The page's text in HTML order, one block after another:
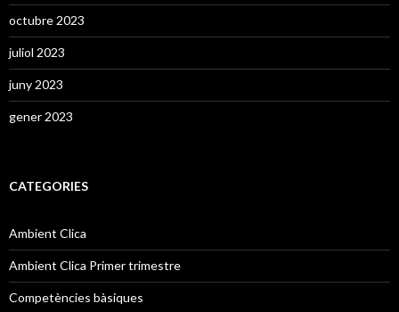
octubre 2023
juliol 2023
juny 2023
gener 2023
CATEGORIES
Ambient Clica
Ambient Clica Primer trimestre
Competències bàsiques